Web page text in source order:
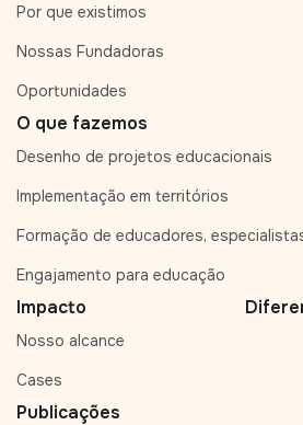
Por que existimos
Nossas Fundadoras
Oportunidades
O que fazemos
Desenho de projetos educacionais
Implementação em territórios
Formação de educadores,
Engajamento para educação
Impacto
Nosso alcance
Cases
Publicações